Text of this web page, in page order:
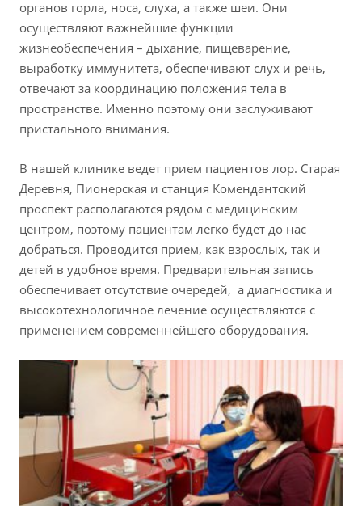
органов горла, носа, слуха, а также шеи. Они
осуществляют важнейшие функции
жизнеобеспечения – дыхание, пищеварение,
выработку иммунитета, обеспечивают слух и речь,
отвечают за координацию положения тела в
пространстве. Именно поэтому они заслуживают
пристального внимания.
В нашей клинике ведет прием пациентов лор. Старая
Деревня, Пионерская и станция Комендантский
проспект располагаются рядом с медицинским
центром, поэтому пациентам легко будет до нас
добраться. Проводится прием, как взрослых, так и
детей в удобное время. Предварительная запись
обеспечивает отсутствие очередей, а диагностика и
высокотехнологичное лечение осуществляются с
применением современнейшего оборудования.